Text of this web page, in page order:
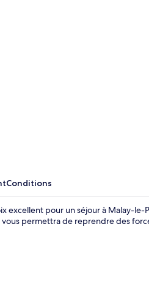
Conditions
excellent pour un séjour à Malay-
permettra de reprendre des